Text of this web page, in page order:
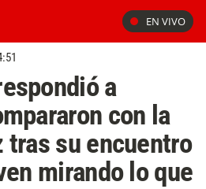
EN VIVO
a
con la
tras su encuentro
mirando lo que